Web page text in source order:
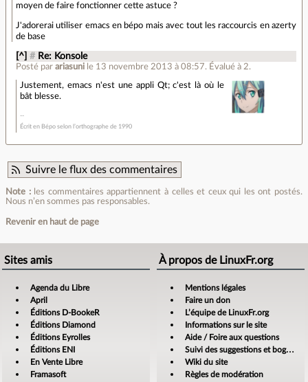
moyen de faire fonctionner cette astuce ?
J'adorerai utiliser emacs en bépo mais avec tout les raccourcis en azerty
de base
[^] # Re: Konsole
Posté parariasuni le 13 novembre 2013 à 08:57. Évalué à 2.
Justement, emacs n'est une appli Qt; c'est là où le
bât blesse.
Écrit en Bépo selon l’orthographe de 1990
Suivre le flux des commentaires
Note :les commentaires appartiennent à celles et ceux qui les ont postés.
Nous n’en sommes pas responsables.
Revenir en haut de page
Sites amis
Agenda du Libre
April
Éditions D-BookeR
Éditions Diamond
Éditions Eyrolles
Éditions ENI
En Vente Libre
Framasoft
À propos de LinuxFr.org
Mentions légales
Faire un don
L’équipe de LinuxFr.org
Informations sur le site
Aide / Foire aux questions
Suivi des suggestions et bogues
Wiki du site
Règles de modération